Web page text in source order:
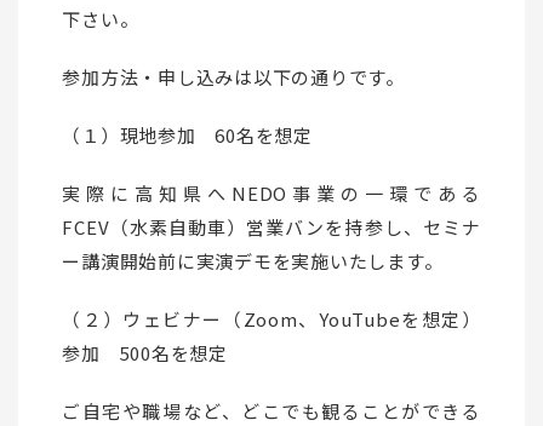
下さい。
参加方法・申し込みは以下の通りです。
（１）現地参加 60名を想定
実際に高知県へNEDO事業の一環である
FCEV（水素自動車）営業バンを持参し、セミナ
ー講演開始前に実演デモを実施いたします。
（２）ウェビナー（Zoom、YouTubeを想定）
参加 500名を想定
ご自宅や職場など、どこでも観ることができる